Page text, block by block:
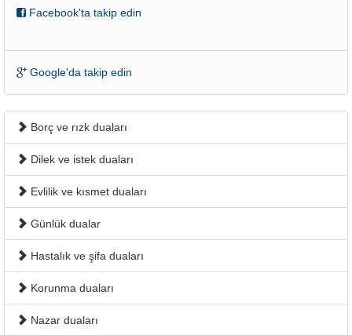
Facebook'ta takip edin
Google'da takip edin
Borç ve rızk duaları
Dilek ve istek duaları
Evlilik ve kısmet duaları
Günlük dualar
Hastalık ve şifa duaları
Korunma duaları
Nazar duaları